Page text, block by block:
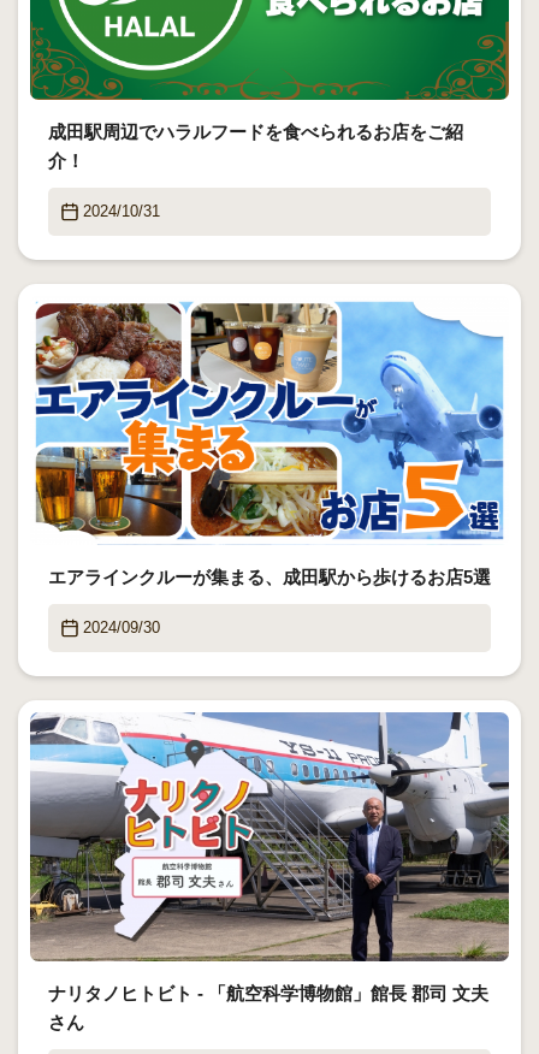
成田駅周辺でハラルフードを食べられるお店をご紹
介！
2024/10/31
エアラインクルーが集まる、成田駅から歩けるお店5選
2024/09/30
ナリタノヒトビト - 「航空科学博物館」館長 郡司 文夫
さん